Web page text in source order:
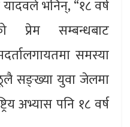
भनिन्, “१८ वर्ष
प्रेम सम्बन्धबाट
समस्या
सङ्ख्या युवा जेलमा
अभ्यास पनि १८ वर्ष